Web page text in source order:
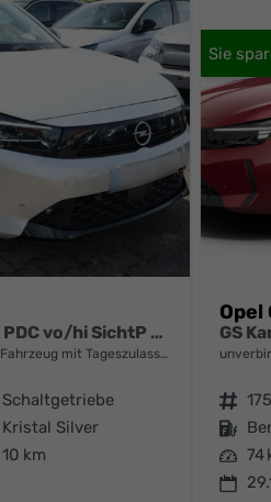
Edition 1.2 100 LM16Z Kam PDC vo/hi SichtP Temp
Fahrzeug mit Tageszulassung
Schaltgetriebe
Kristal Silver
10 km
Opel
GS
Fahrzeugnr.
Kraftstoff
Leistung 74